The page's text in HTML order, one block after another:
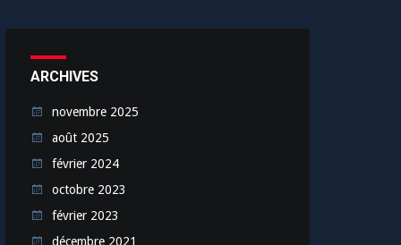
ARCHIVES
novembre 2025
août 2025
février 2024
octobre 2023
février 2023
décembre 2021